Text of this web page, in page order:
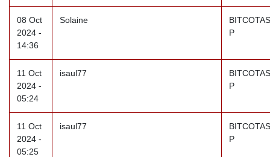
08 Oct
2024 -
14:36
Solaine
P
11 Oct
2024 -
05:24
isaul77
P
11 Oct
2024 -
05:25
isaul77
P